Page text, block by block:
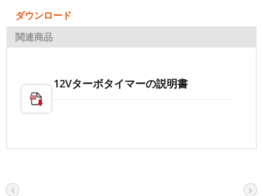
ダウンロード
関連商品
12Vターボタイマーの説明書